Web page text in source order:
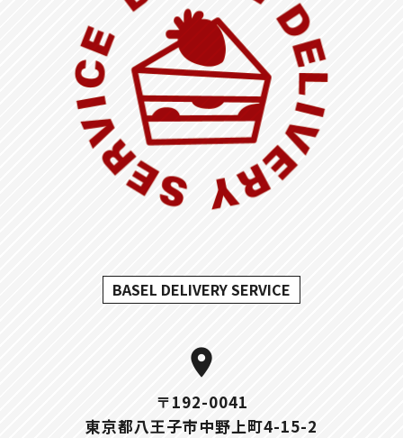
BASEL DELIVERY SERVICE
location_on
〒192-0041
東京都八王子市中野上町4-15-2